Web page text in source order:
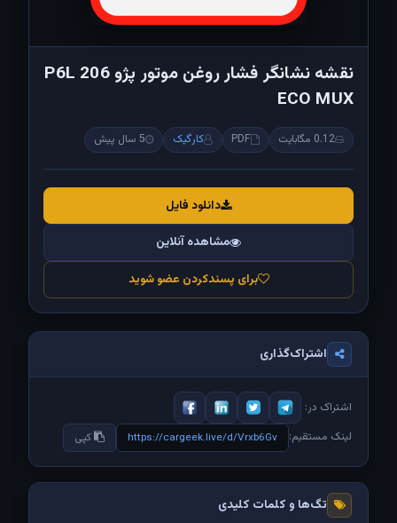
نقشه نشانگر فشار روغن موتور پژو 206 P6L
ECO MUX
0.12 مگابایت PDF کارگیک 5 سال پیش
دانلود فایل
مشاهده آنلاین
برای پسندکردن عضو شوید
اشتراک‌گذاری
اشتراک در:
لینک مستقیم: https://cargeek.live/d/Vrxb6Gv کپی
تگ‌ها و کلمات کلیدی